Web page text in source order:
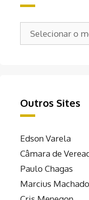
Outros Sites
Edson Varela
Câmara de
Paulo Chagas
Marcius Machado